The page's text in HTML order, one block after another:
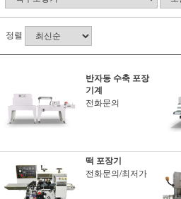
정렬
반자동 수축 포장
기계
전화문의
떡 포장기
전화문의/최저가